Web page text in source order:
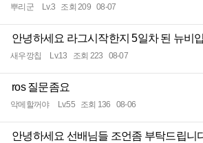
뿌리군 Lv.3 조회 209 08-07
안녕하세요 라그시작한지 5일차 된 뉴비
새우깡칩 Lv.13 조회 223 08-07
ros 질문좀요
악메할꺼야 Lv.55 조회 136 08-06
안녕하세요 선배님들 조언좀 부탁드립니